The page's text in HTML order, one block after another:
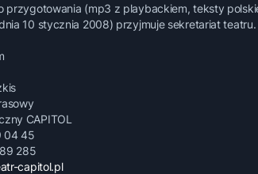
przygotowania (mp3 z playbackiem, teksty
10 stycznia 2008) przyjmuje sekretariat teatru.
CAPITOL
04 45
285
capitol.pl